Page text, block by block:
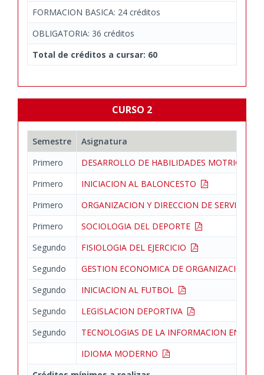
FORMACION BASICA: 24 créditos
OBLIGATORIA: 36 créditos
Total de créditos a cursar: 60
CURSO 2
Semestre
Asignatura
Primero
DESARROLLO DE HABILIDADES MOTRICES
Primero
INICIACION AL BALONCESTO
Primero
ORGANIZACION Y DIRECCION DE SERVICIOS
Primero
SOCIOLOGIA DEL DEPORTE
Segundo
FISIOLOGIA DEL EJERCICIO
Segundo
GESTION ECONOMICA DE ORGANIZACIONES
Segundo
INICIACION AL FUTBOL
Segundo
LEGISLACION DEPORTIVA
Segundo
TECNOLOGIAS DE LA INFORMACION EN LAS
IDIOMA MODERNO